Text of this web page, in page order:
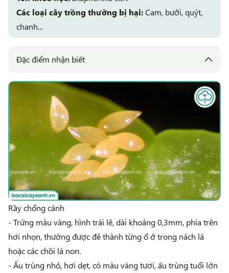
Các loại cây trồng thường bị hại:Cam, bưởi, quýt,
chanh...
Đặc điểm nhận biết
Rầy chổng cánh
- Trứng màu vàng, hình trái lê, dài khoảng 0,3mm, phía trên
hơi nhọn, thường được đẻ thành từng ổ ở trong nách lá
hoặc các chồi lá non.
- Ấu trùng nhỏ, hơi dẹt, có màu vàng tươi, ấu trùng tuổi lớn